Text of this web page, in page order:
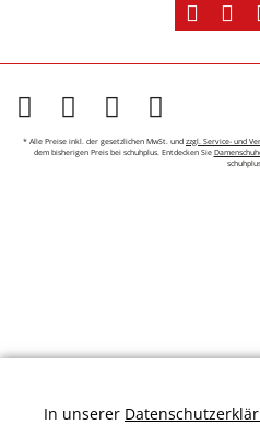
* Alle Preise inkl. der gesetzlichen MwSt. und zzgl. Service- und
dem bisherigen Preis bei schuhplus. Entdecken Sie
In unserer